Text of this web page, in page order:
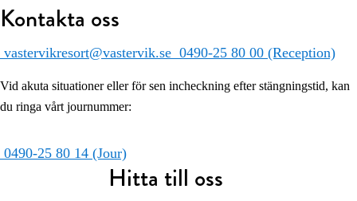
Kontakta oss
vastervikresort@vastervik.se 0490-25 80 00 (Reception)
Vid akuta situationer eller för sen incheckning efter stängningstid, kan
du ringa vårt journummer:
0490-25 80 14 (Jour)
Hitta till oss